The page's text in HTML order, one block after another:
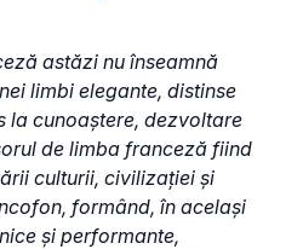
astăzi nu înseamnă
limbi elegante, distinse
la cunoaştere, dezvoltare
de limba franceză fiind
culturii, civilizației și
formând, în același
și performante,